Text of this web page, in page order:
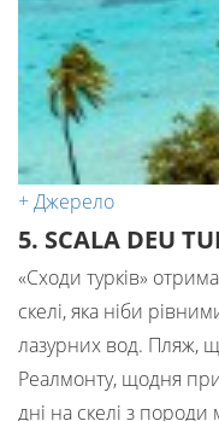
+ Джерело
5. SCALA DEU
«Сходи турків»
скелі, яка ніби
лазурних вод. Пляж,
Реалмонту, щодня
дні на скелі з